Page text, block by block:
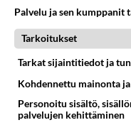
Mitä tuot pöytään
Palvelu ja sen kumppanit
Tarkoitukset
Tarkat sijaintitiedot ja
Kohdennettu mainonta
Personoitu sisältö,
palvelujen kehittäminen